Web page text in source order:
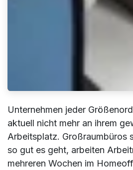
Unternehmen jeder
aktuell nicht mehr an ihrem
Arbeitsplatz. Großraumbüros
so gut es geht, arbeiten
mehreren Wochen im